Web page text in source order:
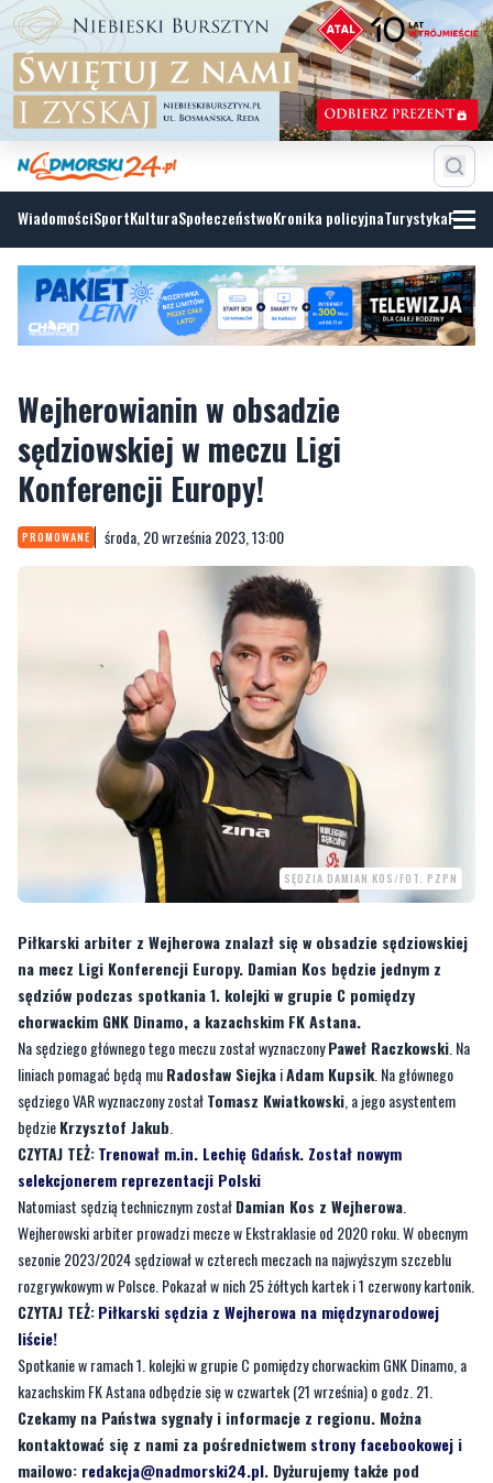
WiadomościSportKulturaSpołeczeństwoKronika policyjnaTurystyka
Wejherowianin w obsadzie
sędziowskiej w meczu Ligi
Konferencji Europy!
PROMOWANE środa, 20 września 2023, 13:00
SĘDZIA DAMIAN KOS/FOT. PZPN
Piłkarski arbiter z Wejherowa znalazł się w obsadzie sędziowskiej
na mecz Ligi Konferencji Europy. Damian Kos będzie jednym z
sędziów podczas spotkania 1. kolejki w grupie C pomiędzy
chorwackim GNK Dinamo, a kazachskim FK Astana.
Na sędziego głównego tego meczu został wyznaczonyPaweł Raczkowski . Na
liniach pomagać będą muRadosław SiejkaiAdam Kupsik. Na głównego
sędziego VAR wyznaczony zostałTomasz Kwiatkowski , a jego asystentem
będzieKrzysztof Jakub
CZYTAJ TEŻ:Trenował m.in. Lechię Gdańsk. Został nowym
selekcjonerem reprezentacji Polski
Natomiast sędzią technicznym zostałDamian Kos z Wejherowa
Wejherowski arbiter prowadzi mecze w Ekstraklasie od 2020 roku. W obecnym
sezonie 2023/2024 sędziował w czterech meczach na najwyższym szczeblu
rozgrywkowym w Polsce. Pokazał w nich 25 żółtych kartek i 1 czerwony kartonik.
CZYTAJ TEŻ:Piłkarski sędzia z Wejherowa na międzynarodowej
liście!
Spotkanie w ramach 1. kolejki w grupie C pomiędzy chorwackim GNK Dinamo, a
kazachskim FK Astana odbędzie się w czwartek (21 września) o godz. 21.
Czekamy na Państwa sygnały i informacje z regionu. Można
kontaktować się z nami za pośrednictwem strony facebookowej i
mailowo: redakcja@nadmorski24.pl. Dyżurujemy także pod